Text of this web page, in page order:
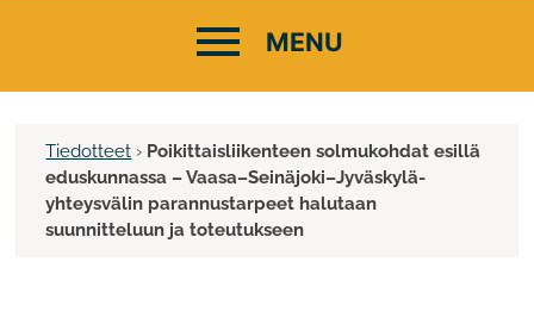
Tiedotteet › Poikittaisliikenteen solmukohdat esillä
eduskunnassa – Vaasa–Seinäjoki–Jyväskylä-
yhteysvälin parannustarpeet halutaan
suunnitteluun ja toteutukseen